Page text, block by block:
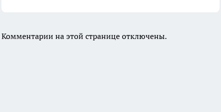
Комментарии на этой странице отключены.